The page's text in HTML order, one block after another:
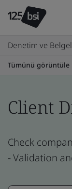
Denetim ve
Tümünü görüntüle
Client
Check
- Validation